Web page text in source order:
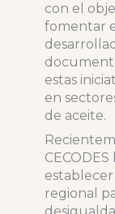
con el
fomentar
estas
en
de aceite.
regional